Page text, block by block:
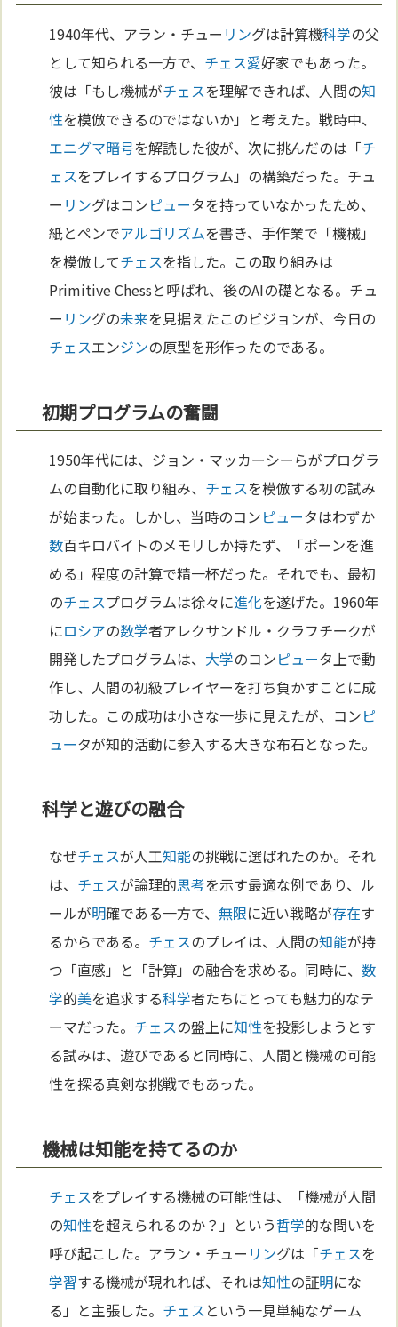
1940年代、アラン・チュー リングは計算機科学の父
として知られる一方で、 チェス愛好家でもあった。
彼は「もし機械がチェスを理解できれば、人間の知
性を模倣できるのではないか」と考えた。戦時中、
エニグマ暗号を解読した彼が、次に挑んだのは「チ
ェスをプレイするプログラム」の構築だった。チュ
ー リングはコンピュータを持っていなかったため、
紙とペンでアルゴリズムを書き、手作業で「機械」
を模倣してチェスを指した。この取り組みは
Primitive Chessと呼ばれ、後のAIの礎となる。チュ
ー リングの未来を見据えたこのビジョンが、今日の
チェスエンジンの原型を形作ったのである。
初期プログラムの奮闘
1950年代には、ジョン・マッカーシーらがプログラ
ムの自動化に取り組み、 チェスを模倣する初の試み
が始まった。しかし、当時のコンピュータはわずか
数百キロバイトのメモリしか持たず、「ポーンを進
める」程度の計算で精一杯だった。それでも、最初
のチェスプログラムは徐々に進化を遂げた。1960年
にロシアの数学者アレクサンドル・クラフチークが
開発したプログラムは、 大学のコンピュータ上で動
作し、人間の初級プレイヤーを打ち負かすことに成
功した。この成功は小さな一歩に見えたが、コンピ
ュータが知的活動に参入する大きな布石となった。
科学と遊びの融合
なぜチェスが人工知能の挑戦に選ばれたのか。それ
は、 チェスが論理的思考を示す最適な例であり、ル
ールが明確である一方で、無限に近い戦略が存在す
るからである。 チェスのプレイは、人間の知能が持
つ「直感」と「計算」の融合を求める。同時に、数
学的美を追求する科学者たちにとっても魅力的なテ
ーマだった。 チェスの盤上に知性を投影しようとす
る試みは、遊びであると同時に、人間と機械の可能
性を探る真剣な挑戦でもあった。
機械は知能を持てるのか
チェスをプレイする機械の可能性は、「機械が人間
の知性を超えられるのか？」という哲学的な問いを
呼び起こした。アラン・チュー リングは「チェスを
学習する機械が現れれば、それは知性の証明にな
る」と主張した。 チェスという一見単純なゲーム